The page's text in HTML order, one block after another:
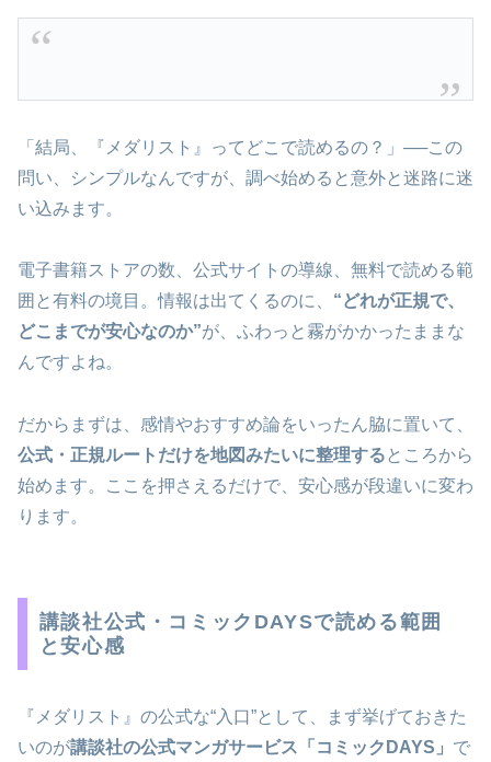
「結局、『メダリスト』ってどこで読めるの？」──この
問い、シンプルなんですが、調べ始めると意外と迷路に迷
い込みます。
電子書籍ストアの数、公式サイトの導線、無料で読める範
囲と有料の境目。情報は出てくるのに、 “どれが正規で、
どこまでが安心なのか”が、ふわっと霧がかかったままな
んですよね。
だからまずは、感情やおすすめ論をいったん脇に置いて、
公式・正規ルートだけを地図みたいに整理する ところから
始めます。ここを押さえるだけで、安心感が段違いに変わ
ります。
講談社公式・コミックDAYSで読める範囲
と安心感
『メダリスト』の公式な“入口”として、まず挙げておきた
いのが講談社の公式マンガサービス「コミックDAYS」 で